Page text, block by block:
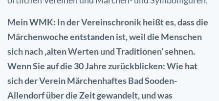
Mein WMK: In der Vereinschronik heißt es, dass die
Märchenwoche entstanden ist, weil die Menschen
sich nach ‚alten Werten und Traditionen‘ sehnen.
Wenn Sie auf die 30 Jahre zurückblicken: Wie hat
sich der Verein Märchenhaftes Bad Sooden-
Allendorf über die Zeit gewandelt, und was